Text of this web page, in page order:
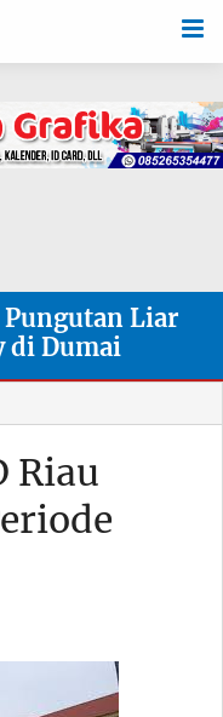
Pungutan Liar
di Dumai
Riau